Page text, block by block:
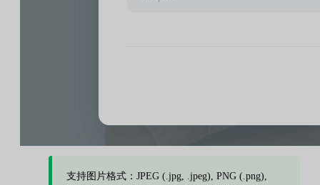
支持图片格式：JPEG (.jpg, .jpeg), PNG (.png),